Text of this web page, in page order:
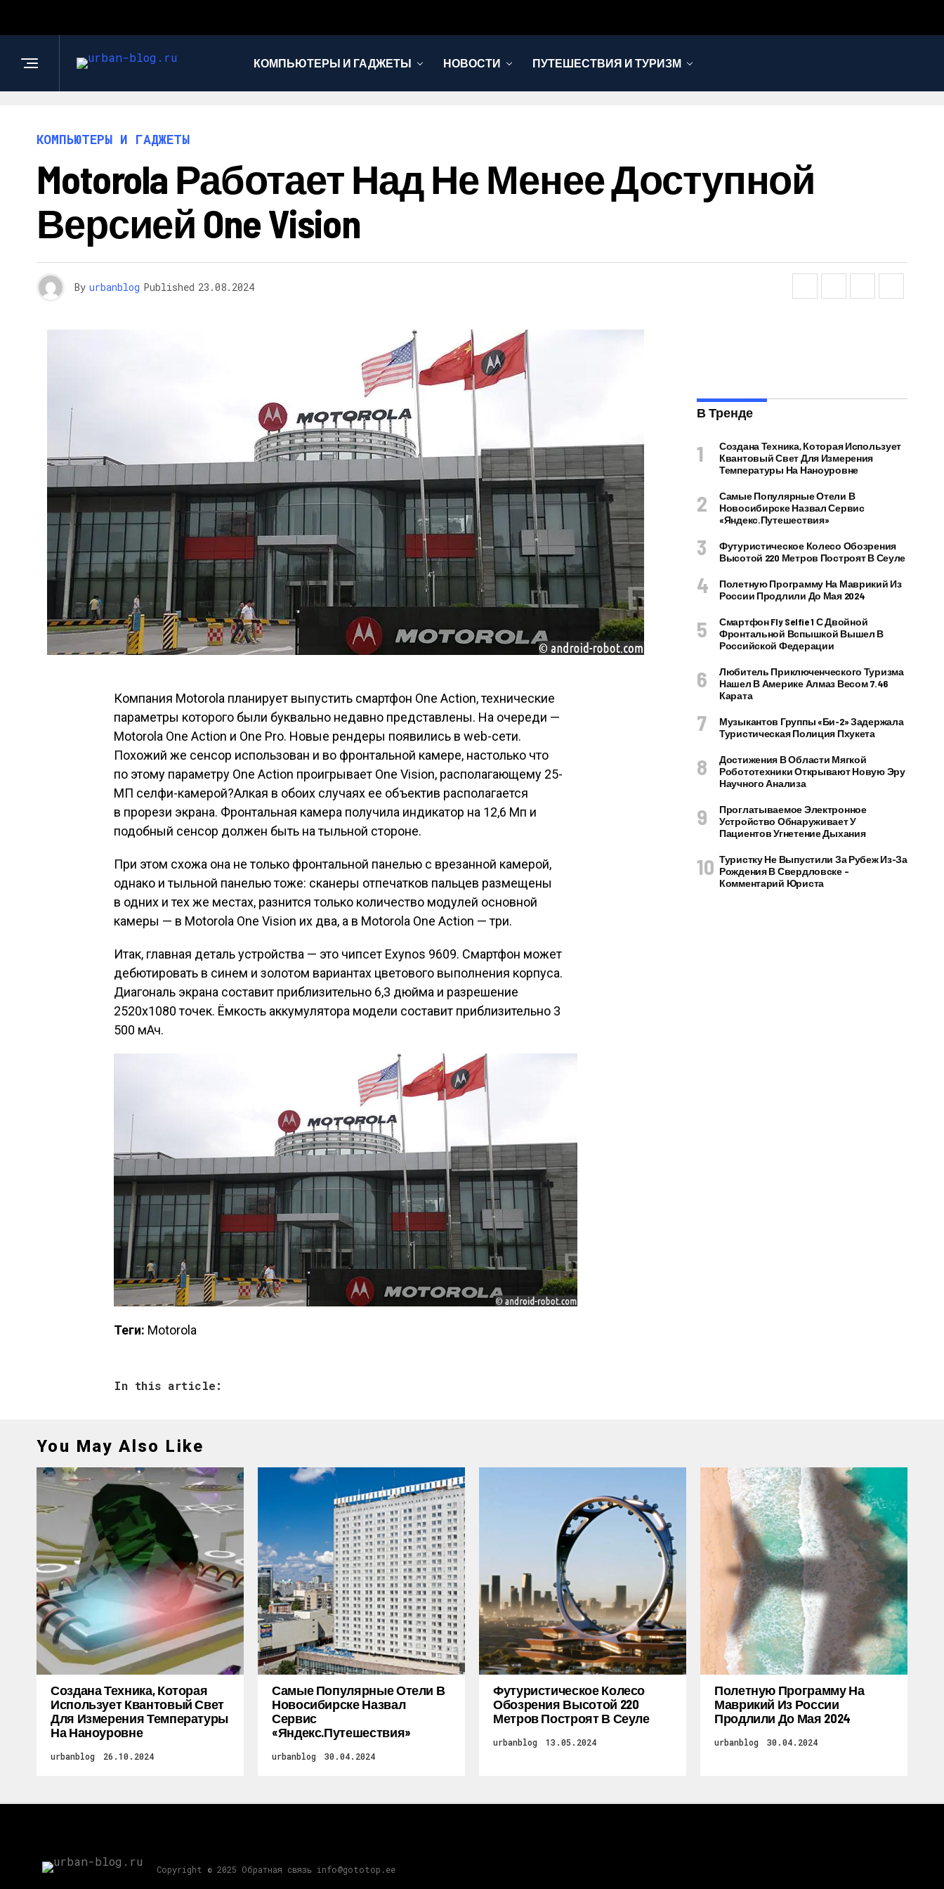
КОМПЬЮТЕРЫ И ГАДЖЕТЫ НОВОСТИ ПУТЕШЕСТВИЯ И ТУРИЗМ
КОМПЬЮТЕРЫ И ГАДЖЕТЫ
Motorola Работает Над Не Менее Доступной
Версией One Vision
By urbanblog Published 23.08.2024
Компания Motorola планирует выпустить смартфон One Action, технические
параметры которого были буквально недавно представлены. На очереди —
Motorola One Action и One Pro. Новые рендеры появились в web-сети.
Похожий же сенсор использован и во фронтальной камере, настолько что
по этому параметру One Action проигрывает One Vision, располагающему 25-
МП селфи-камерой?Алкая в обоих случаях ее объектив располагается
в прорези экрана. Фронтальная камера получила индикатор на 12,6 Мп и
подобный сенсор должен быть на тыльной стороне.
При этом схожа она не только фронтальной панелью с врезанной камерой,
однако и тыльной панелью тоже: сканеры отпечатков пальцев размещены
в одних и тех же местах, разнится только количество модулей основной
камеры — в Motorola One Vision их два, а в Motorola One Action — три.
Итак, главная деталь устройства — это чипсет Exynos 9609. Смартфон может
дебютировать в синем и золотом вариантах цветового выполнения корпуса.
Диагональ экрана составит приблизительно 6,3 дюйма и разрешение
2520х1080 точек. Ёмкость аккумулятора модели составит приблизительно 3
500 мАч.
Теги: Motorola
In this article:
В Тренде
Создана Техника, Которая Использует
Квантовый Свет Для Измерения
Температуры На Наноуровне
Самые Популярные Отели В
Новосибирске Назвал Сервис
«Яндекс.Путешествия»
Футуристическое Колесо Обозрения
Высотой 220 Метров Построят В Сеуле
Полетную Программу На Маврикий Из
России Продлили До Мая 2024
Смартфон Fly Selfie 1 С Двойной
Фронтальной Вспышкой Вышел В
Российской Федерации
Любитель Приключенческого Туризма
Нашел В Америке Алмаз Весом 7.46
Карата
Музыкантов Группы «Би-2» Задержала
Туристическая Полиция Пхукета
Достижения В Области Мягкой
Робототехники Открывают Новую Эру
Научного Анализа
Проглатываемое Электронное
Устройство Обнаруживает У
Пациентов Угнетение Дыхания
Туристку Не Выпустили За Рубеж Из-За
Рождения В Свердловске –
Комментарий Юриста
You May Also Like
Создана Техника, Которая
Использует Квантовый Свет
Для Измерения Температуры
На Наноуровне
urbanblog 26.10.2024
Самые Популярные Отели В
Новосибирске Назвал
Сервис
«Яндекс.Путешествия»
urbanblog 30.04.2024
Футуристическое Колесо
Обозрения Высотой 220
Метров Построят В Сеуле
urbanblog 13.05.2024
Полетную Программу На
Маврикий Из России
Продлили До Мая 2024
urbanblog 30.04.2024
Copyright © 2025 Обратная связь info@gototop.ee